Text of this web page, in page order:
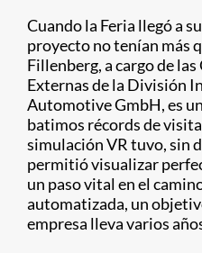
Cuando la Feria llegó a
proyecto no tenían más
Fillenberg, a cargo de
Externas de la División
Automotive GmbH, es
batimos récords de
simulación VR tuvo, sin
permitió visualizar
un paso vital en el
automatizada, un
empresa lleva varios